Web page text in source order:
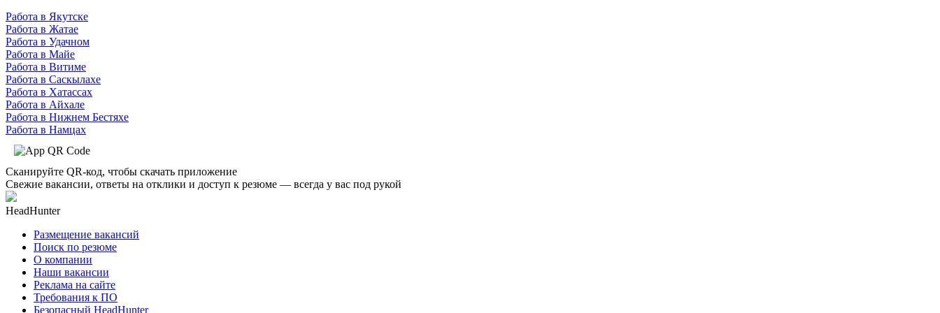
Работа в Якутске
Работа в Жатае
Работа в Удачном
Работа в Майе
Работа в Витиме
Работа в Саскылахе
Работа в Хатассах
Работа в Айхале
Работа в Нижнем Бестяхе
Работа в Намцах
Сканируйте QR-код, чтобы скачать приложение
Свежие вакансии, ответы на отклики и доступ к резюме — всегда у вас под рукой
HeadHunter
Размещение вакансий
Поиск по резюме
О компании
Наши вакансии
Реклама на сайте
Требования к ПО
Безопасный HeadHunter